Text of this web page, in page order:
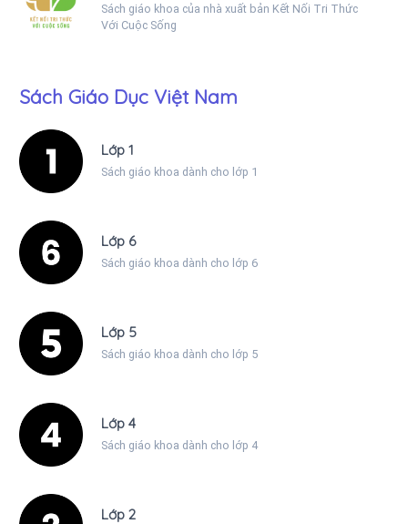
Sách giáo khoa của nhà xuất bản Kết Nối Tri Thức
Với Cuộc Sống
Sách Giáo Dục Việt Nam
Lớp 1
Sách giáo khoa dành cho lớp 1
Lớp 6
Sách giáo khoa dành cho lớp 6
Lớp 5
Sách giáo khoa dành cho lớp 5
Lớp 4
Sách giáo khoa dành cho lớp 4
Lớp 2